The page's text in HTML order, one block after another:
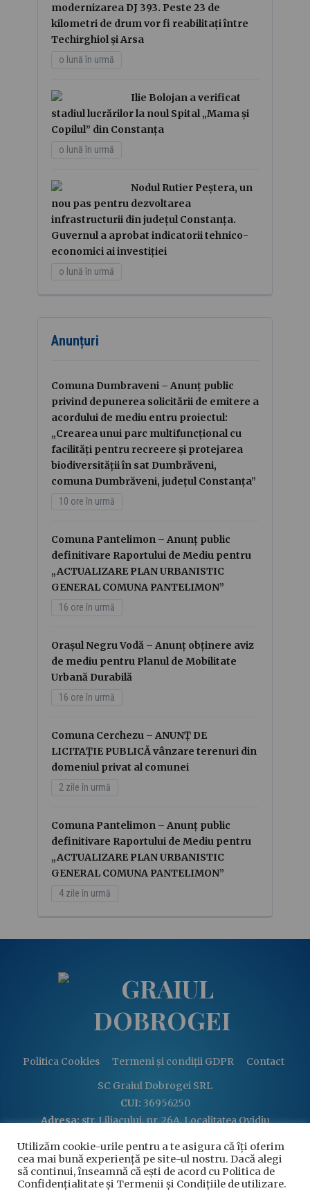
modernizarea DJ 393. Peste 23 de
kilometri de drum vor fi reabilitați între
Techirghiol și Arsa
o lună în urmă
Ilie Bolojan a verificat
stadiul lucrărilor la noul Spital „Mama și
Copilul” din Constanța
o lună în urmă
Nodul Rutier Peștera, un
nou pas pentru dezvoltarea
infrastructurii din județul Constanța.
Guvernul a aprobat indicatorii tehnico-
economici ai investiției
o lună în urmă
Anunțuri
Comuna Dumbraveni – Anunț public
privind depunerea solicitării de emitere a
acordului de mediu entru proiectul:
„Crearea unui parc multifuncțional cu
facilități pentru recreere și protejarea
biodiversității în sat Dumbrăveni,
comuna Dumbrăveni, județul Constanța”
10 ore în urmă
Comuna Pantelimon – Anunț public
definitivare Raportului de Mediu pentru
„ACTUALIZARE PLAN URBANISTIC
GENERAL COMUNA PANTELIMON”
16 ore în urmă
Orașul Negru Vodă – Anunț obținere aviz
de mediu pentru Planul de Mobilitate
Urbană Durabilă
16 ore în urmă
Comuna Cerchezu – ANUNȚ DE
LICITAȚIE PUBLICĂ vânzare terenuri din
domeniul privat al comunei
2 zile în urmă
Comuna Pantelimon – Anunț public
definitivare Raportului de Mediu pentru
„ACTUALIZARE PLAN URBANISTIC
GENERAL COMUNA PANTELIMON”
4 zile în urmă
Politica Cookies Termeni și condiții GDPR
Contact
SC Graiul Dobrogei SRL
CUI: 36956250
Adresa:str. Liliacului, nr. 26A, Localitatea Ovidiu
Telefon:+40 760 813 914
Utilizăm cookie-urile pentru a te asigura că îți oferim
cea mai bună experiență pe site-ul nostru. Dacă alegi
să continui, înseamnă că ești de acord cu Politica de
Confidențialitate și Termenii și Condițiile de utilizare.